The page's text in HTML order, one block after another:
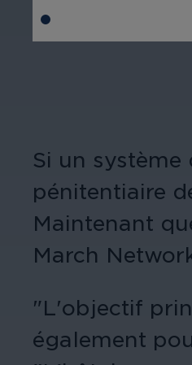
Si un
pénitentiaire
Maintenant
March
"L'objectif
également